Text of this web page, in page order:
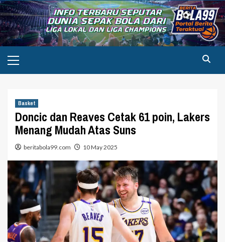
Skip
to
content
Menu
Basket
Doncic dan Reaves Cetak 61 poin, Lakers
Menang Mudah Atas Suns
beritabola99.com 10 May 2025